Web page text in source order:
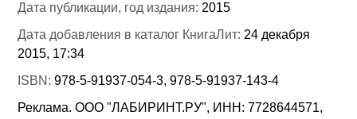
Дата публикации, год издания: 2015
Дата добавления в каталог КнигаЛит: 24 декабря
2015, 17:34
ISBN:978-5-91937-054-3, 978-5-91937-143-4
Реклама. ООО "ЛАБИРИНТ.РУ", ИНН: 7728644571,